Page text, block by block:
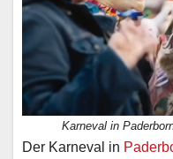
Karneval in
Der Karneval in